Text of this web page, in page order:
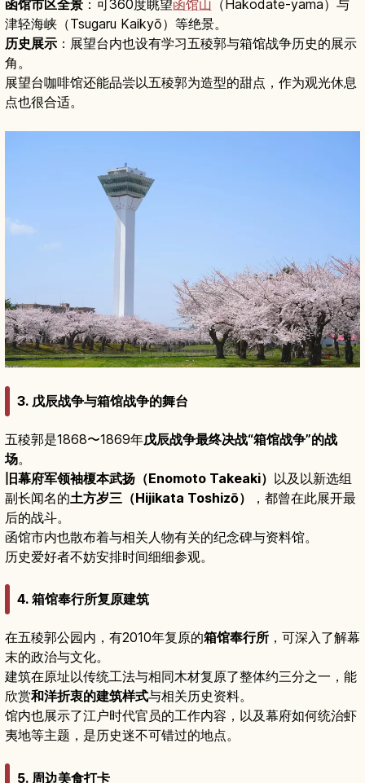
函馆市区全景 ：可360度眺望函馆山 （Hakodate-yama）与
津轻海峡（Tsugaru Kaikyō）等绝景。
历史展示 ：展望台内也设有学习五稜郭与箱馆战争历史的展示
角。
展望台咖啡馆还能品尝以五稜郭为造型的甜点，作为观光休息
点也很合适。
3. 戊辰战争与箱馆战争的舞台
五稜郭是1868〜1869年戊辰战争最终决战“箱馆战争”的战
场。
旧幕府军领袖榎本武扬（Enomoto Takeaki） 以及以新选组
副长闻名的土方岁三（Hijikata Toshizō）
，都曾在此展开最
后的战斗。
函馆市内也散布着与相关人物有关的纪念碑与资料馆。
历史爱好者不妨安排时间细细参观。
4. 箱馆奉行所复原建筑
在五稜郭公园内，有2010年复原的箱馆奉行所 ，可深入了解幕
末的政治与文化。
建筑在原址以传统工法与相同木材复原了整体约三分之一，能
欣赏和洋折衷的建筑样式与相关历史资料。
馆内也展示了江户时代官员的工作内容，以及幕府如何统治虾
夷地等主题，是历史迷不可错过的地点。
5. 周边美食打卡